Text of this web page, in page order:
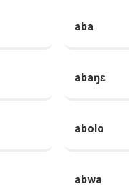
aba
abaŋɛ
abolo
abwa